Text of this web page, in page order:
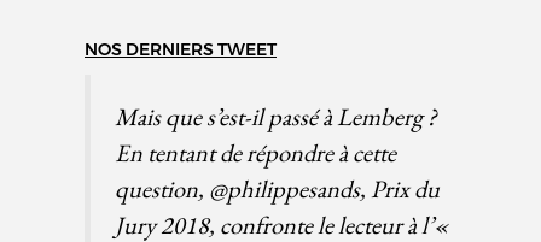
NOS DERNIERS TWEET
Mais que s’est-il passé à Lemberg ?
En tentant de répondre à cette
question, @philippesands, Prix du
Jury 2018, confronte le lecteur à l’«